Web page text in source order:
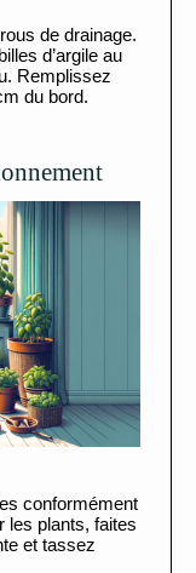
de drainage.
d’argile au
Remplissez
du bord.
conformément
les plants, faites
et tassez